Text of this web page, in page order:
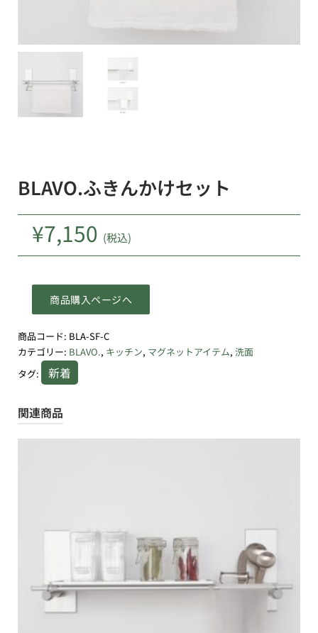
BLAVO.ふきんかけセット
¥7,150 (税込)
商品購入ページへ
商品コード: BLA-SF-C
カテゴリー: BLAVO., キッチン, マグネットアイテム, 洗面
タグ:
新着
関連商品